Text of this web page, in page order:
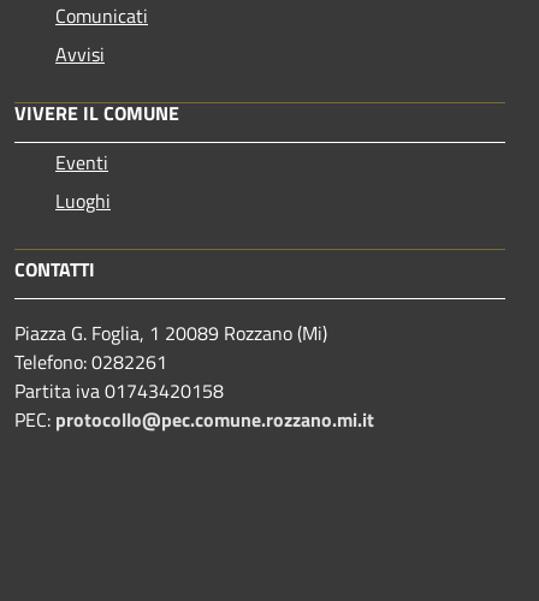
Comunicati
Avvisi
VIVERE IL COMUNE
Eventi
Luoghi
CONTATTI
Piazza G. Foglia, 1 20089 Rozzano (Mi)
Telefono: 0282261
Partita iva 01743420158
PEC: protocollo@pec.comune.rozzano.mi.it